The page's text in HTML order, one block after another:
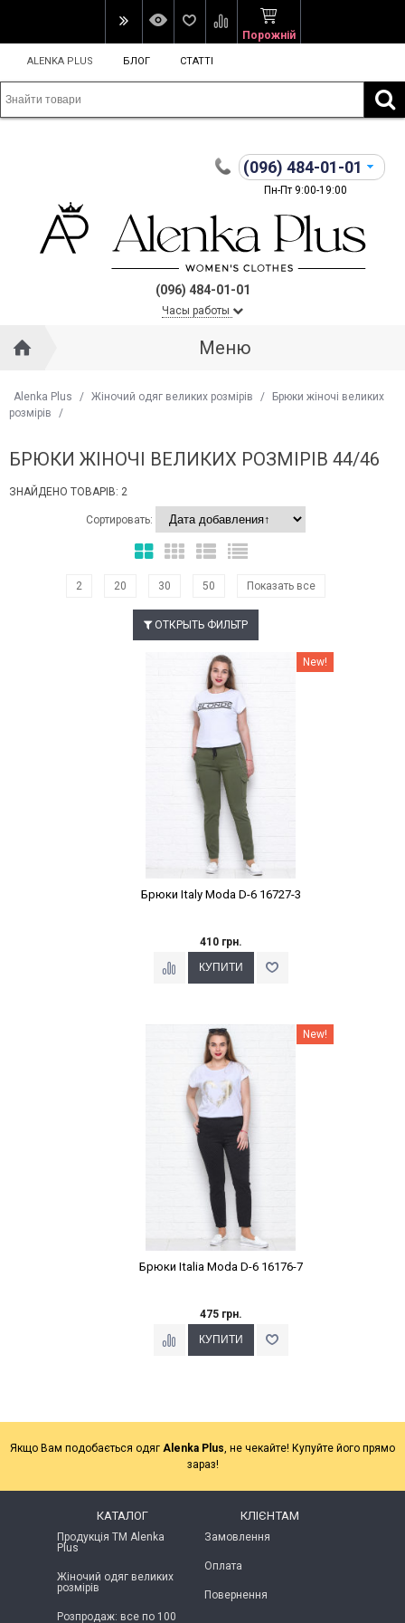
Порожній
ALENKA PLUS БЛОГ СТАТТІ
(096) 484-01-01
Пн-Пт 9:00-19:00
(096) 484-01-01
Часы работы
Меню
Alenka Plus / Жіночий одяг великих розмірів /
Брюки жіночі великих
розмірів
/
БРЮКИ ЖІНОЧІ ВЕЛИКИХ РОЗМІРІВ 44/46
ЗНАЙДЕНО ТОВАРІВ: 2
Сортировать:
2 20 30 50 Показать все
ОТКРЫТЬ ФИЛЬТР
Наклейки Варіант з % New!
Брюки Italy Moda D-6 16727-3
410 грн.
Наклейки Варіант з % New!
Брюки Italia Moda D-6 16176-7
475 грн.
Якщо Вам подобається одяг Alenka Plus, не чекайте! Купуйте його прямо
зараз!
КАТАЛОГ
Продукція ТМ Alenka
Plus
Жіночий одяг великих
розмірів
Розпродаж: все по 100
КЛІЄНТАМ
Замовлення
Оплата
Повернення